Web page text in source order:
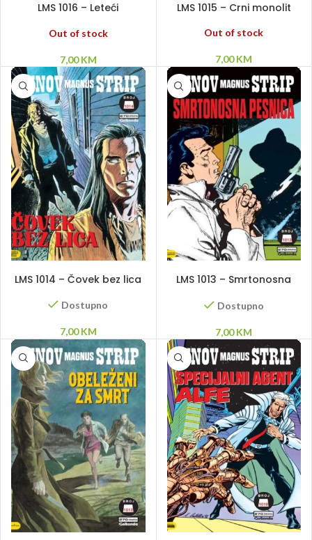
LMS 1016 – Leteći
Out of stock
7,00KM
LMS 1015 – Crni monolit
Out of stock
7,00KM
LMS 1014 – Čovek bez lica
Dostupno
7,00KM
LMS 1013 – Smrtonosna
Dostupno
7,00KM